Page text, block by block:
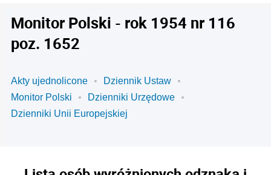
Monitor Polski - rok 1954 nr 116
poz. 1652
Akty ujednolicone
Dziennik Ustaw
Monitor Polski
Dzienniki Urzędowe
Dzienniki Unii Europejskiej